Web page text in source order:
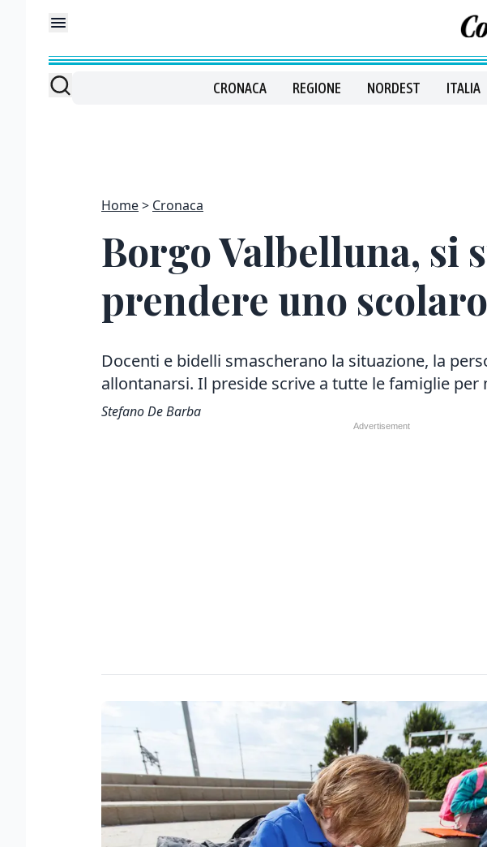
CRONACA REGIONE NORDEST ITALIA
Home Cronaca
Borgo Valbelluna, si
prendere uno scolaro
Docenti e bidelli smascherano la situazione, la
allontanarsi. Il preside scrive a tutte le famiglie per
Stefano De Barba